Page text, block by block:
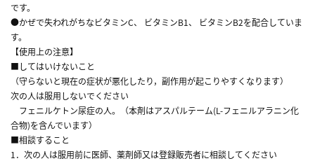
です。
●かぜで失われがちなビタミンC、 ビタミンB1、 ビタミンB2を配合していま
す。
【使用上の注意】
■してはいけないこと
（守らないと現在の症状が悪化したり，副作用が起こりやすくなります）
次の人は服用しないでください
フェニルケトン尿症の人。（本剤はアスパルテーム(L-フェニルアラニン化
合物)を含んでいます）
■相談すること
1．次の人は服用前に医師、薬剤師又は登録販売者に相談してください